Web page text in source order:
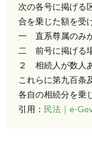
次の各号に掲げる
合を乗じた額を受
一 直系尊属のみ
二 前号に掲げる
２ 相続人が数人
これらに第九百条
各自の相続分を乗
引用： 民法｜e-